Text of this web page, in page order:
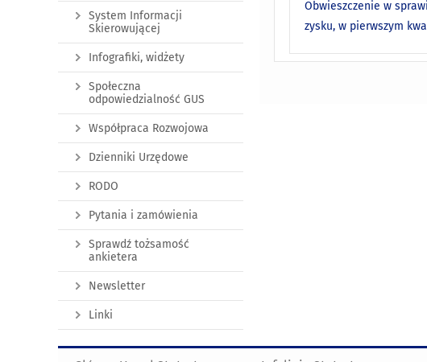
Obwieszczenie w
zysku, w pierwszym
System Informacji
Skierowującej
Infografiki, widżety
Społeczna
odpowiedzialność GUS
Współpraca Rozwojowa
Dzienniki Urzędowe
RODO
Pytania i zamówienia
Sprawdź tożsamość
ankietera
Newsletter
Linki